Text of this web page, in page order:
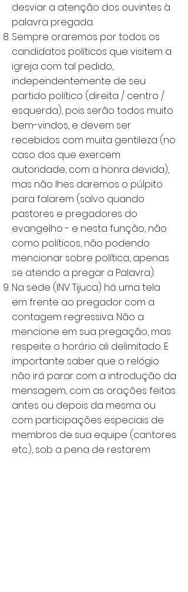
desviar a atenção dos ouvintes à
palavra pregada.
Sempre oraremos por todos os
candidatos políticos que visitem a
igreja com tal pedido,
independentemente de seu
partido político (direita / centro /
esquerda), pois serão todos muito
bem-vindos, e devem ser
recebidos com muita gentileza (no
caso dos que exercem
autoridade, com a honra devida),
mas não lhes daremos o púlpito
para falarem (salvo quando
pastores e pregadores do
evangelho - e nesta função, não
como políticos, não podendo
mencionar sobre política, apenas
se atendo a pregar a Palavra).
Na sede (INV Tijuca) há uma tela
em frente ao pregador com a
contagem regressiva. Não a
mencione em sua pregação, mas
respeite o horário ali delimitado. E
importante saber que o relógio
não irá parar com a introdução da
mensagem, com as orações feitas
antes ou depois da mesma ou
com participações especiais de
membros de sua equipe (cantores
etc.), sob a pena de restarem